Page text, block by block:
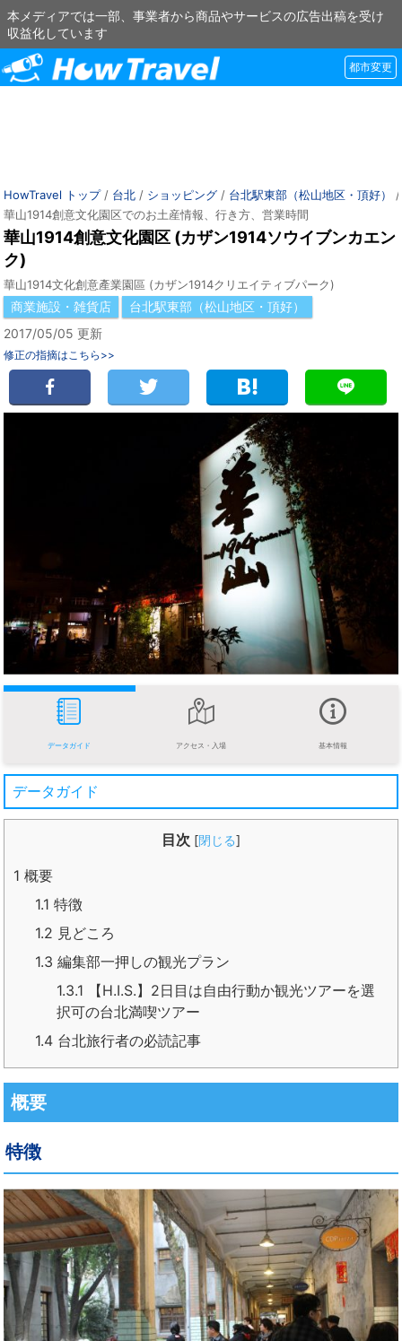
本メディアでは一部、事業者から商品やサービスの広告出稿を受け
収益化しています
都市変更
HowTravel トップ/ 台北 / ショッピング / 台北駅東部（松山地区・頂好）
華山1914創意文化園区でのお土産情報、行き方、営業時間
華山1914創意文化園区 (カザン1914ソウイブンカエン
ク)
華山1914文化創意產業園區 (カザン1914クリエイティブパーク)
商業施設・雑貨店
台北駅東部（松山地区・頂好）
2017/05/05 更新
修正の指摘はこちら>>
データガイド アクセス・入場 基本情報
データガイド
目次 [閉じる]
1 概要
1.1 特徴
1.2 見どころ
1.3 編集部一押しの観光プラン
1.3.1 【H.I.S.】2日目は自由行動か観光ツアーを選
択可の台北満喫ツアー
1.4 台北旅行者の必読記事
概要
特徴